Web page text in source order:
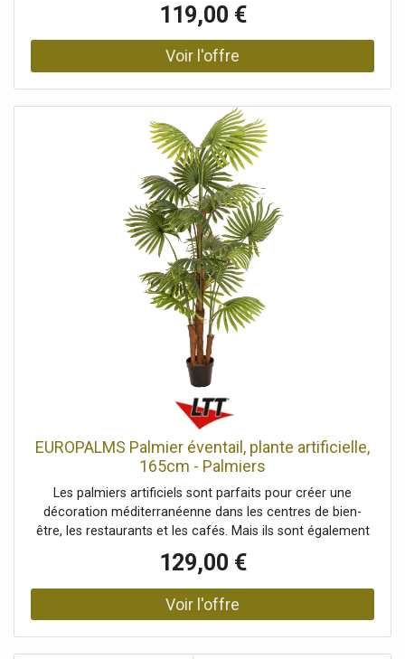
d'écorce de bananier séchée. Cela confère à cette plante
artificielle d'aspect subtropical un aspect très naturel. Le
feuillage dense de l'arbuste a été fabriqué à partir d'une
bâche imperméable avec le relief typique des feuilles. En
intervalles réguliers avec un spray de protection UV afin de
pouvoir profiter longtemps de votre bananier. Le bananier
a une hauteur totale d'environ 120 cm et est livré dans un
pot de jardinage de base, qui lui assure une bonne stabilité
lorsqu'il est placé dans une jardinière.Plante de bananier
robuste avec des feuilles en PEVA de haute qualité Tronc
artificiel recouvert d'un matériau naturel, L'article est livré
prêt à être installé., Convient pour une utilisation en
extérieur, Avec environ 22 feuilles réalistes de couleur
verte., Coffre: 3 troncs artificiels recouverts d'un matériau
naturel, Position debout/fixation: Pot de jardinage,
Couleur: Vert, Feuillage: Environ 22 feuillesMatériau:
plastique souple EVA, Style de décoration: Tropiques,
marais, plante d'intérieur, Saison: Été, Dimensions:
Hauteur: 120 cm, Planteur, Dimensions: Diamètre: Ø 20 cm
119,00 €
EUROPALMS Palmier éventail, plante artificielle,
165cm - Palmiers
Les palmiers artificiels sont parfaits pour créer une
décoration méditerranéenne dans les centres de bien-
être, les restaurants et les cafés. Mais ils sont également
indispensables lors des fêtes estivales ou dans votre
intérieur, où ils constituent une décoration végétale
estivale et facile d'entretien. Elles sont particulièrement
indispensables pour mettre en œuvre la tendance déco «
129,00 €